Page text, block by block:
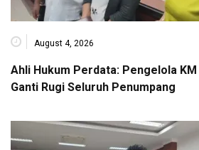
August 4, 2026
Ahli Hukum Perdata: Pengelola
Ganti Rugi Seluruh Penumpang